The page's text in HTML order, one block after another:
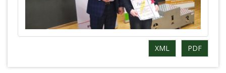
PDF
XML